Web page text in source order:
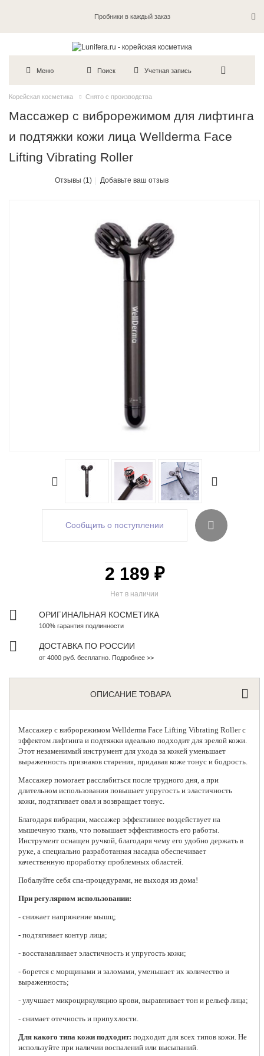
Пробники в каждый заказ
Меню Поиск Учетная запись
Корейская косметика Снято с производства
Массажер c виброрежимом для лифтинга
и подтяжки кожи лица Wellderma Face
Lifting Vibrating Roller
Отзывы (1) Добавьте ваш отзыв
Сообщить о поступлении
Нет в наличии
2 189 ₽
ОРИГИНАЛЬНАЯ КОСМЕТИКА
100% гарантия подлинности
ДОСТАВКА ПО РОССИИ
от 4000 руб. бесплатно. Подробнее >>
ОПИСАНИЕ ТОВАРА
Массажер c виброрежимом Wellderma Face Lifting Vibrating Roller с
эффектом лифтинга и подтяжки идеально подходит для зрелой кожи.
Этот незаменимый инструмент для ухода за кожей уменьшает
выраженность признаков старения, придавая коже тонус и бодрость.
Массажер помогает расслабиться после трудного дня, а при
длительном использовании повышает упругость и эластичность
кожи, подтягивает овал и возвращает тонус.
Благодаря вибрации, массажер эффективнее воздействует на
мышечную ткань, что повышает эффективность его работы.
Инструмент оснащен ручкой, благодаря чему его удобно держать в
руке, а специально разработанная насадка обеспечивает
качественную проработку проблемных областей.
Побалуйте себя спа-процедурами, не выходя из дома!
При регулярном использовании:
- снижает напряжение мышц;
- подтягивает контур лица;
- восстанавливает эластичность и упругость кожи;
- борется с морщинами и заломами, уменьшает их количество и
выраженность;
- улучшает микроциркуляцию крови, выравнивает тон и рельеф лица;
- снимает отечность и припухлости.
Для какого типа кожи подходит: подходит для всех типов кожи. Не
используйте при наличии воспалений или высыпаний.